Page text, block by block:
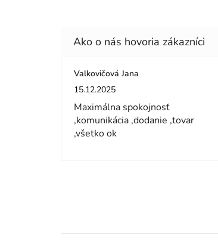
Valkovičová Jana
Hodnotenie obchodu je 5 z 5 hviezdičiek.
15.12.2025
Maximálna spokojnosť
,komunikácia ,dodanie ,tovar
,všetko ok